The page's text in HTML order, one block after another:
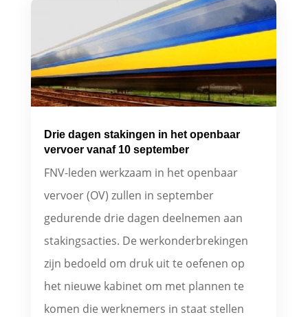
Drie dagen stakingen in het openbaar
vervoer vanaf 10 september
FNV-leden werkzaam in het openbaar
vervoer (OV) zullen in september
gedurende drie dagen deelnemen aan
stakingsacties. De werkonderbrekingen
zijn bedoeld om druk uit te oefenen op
het nieuwe kabinet om met plannen te
komen die werknemers in staat stellen